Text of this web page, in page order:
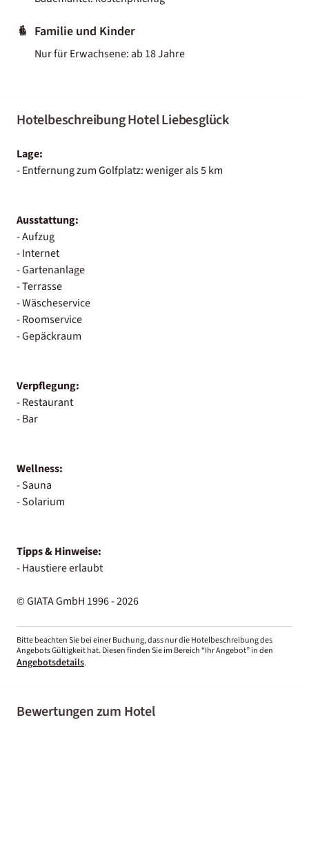
Familie und Kinder
Nur für Erwachsene: ab 18 Jahre
Hotelbeschreibung Hotel Liebesglück
Lage:
- Entfernung zum Golfplatz: weniger als 5 km
Ausstattung:
- Aufzug
- Internet
- Gartenanlage
- Terrasse
- Wäscheservice
- Roomservice
- Gepäckraum
Verpflegung:
- Restaurant
- Bar
Wellness:
- Sauna
- Solarium
Tipps & Hinweise:
- Haustiere erlaubt
© GIATA GmbH 1996 - 2026
Bitte beachten Sie bei einer Buchung, dass nur die Hotelbeschreibung des
Angebots Gültigkeit hat. Diesen finden Sie im Bereich “Ihr Angebot” in den
Angebotsdetails.
Bewertungen zum Hotel